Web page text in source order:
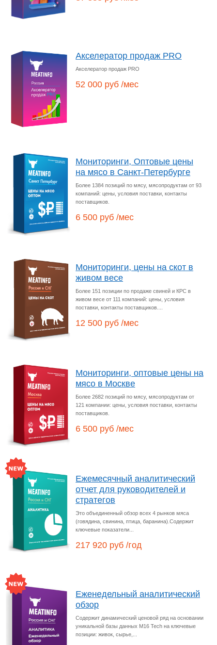
Акселератор продаж PRO
Акселератор продаж PRO
52 000 руб /мес
Мониторинги, Оптовые цены
на мясо в Санкт-Петербурге
Более 1384 позиций по мясу, мясопродуктам от 93
компаний: цены, условия поставки, контакты
поставщиков.
6 500 руб /мес
Мониторинги, цены на скот в
живом весе
Более 151 позиции по продаже свиней и КРС в
живом весе от 111 компаний: цены, условия
поставки, контакты поставщиков....
12 500 руб /мес
Мониторинги, оптовые цены на
мясо в Москве
Более 2682 позиций по мясу, мясопродуктам от
121 компании: цены, условия поставки, контакты
поставщиков.
6 500 руб /мес
Ежемесячный аналитический
отчет для руководителей и
стратегов
Это объединенный обзор всех 4 рынков мяса
(говядина, свинина, птица, баранина).Содержит
ключевые показатели...
217 920 руб /год
Еженедельный аналитический
обзор
Содержит динамический ценовой ряд на основании
уникальной базы данных M16 Tech на ключевые
позиции: живок, сырье,...